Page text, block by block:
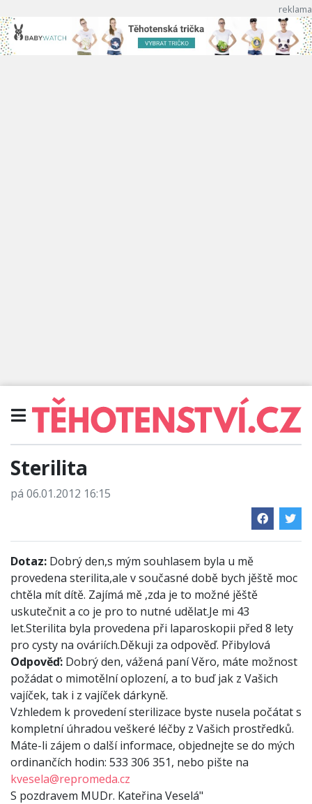
Sterilita
pá 06.01.2012 16:15
Dotaz: Dobrý den,s mým souhlasem byla u mě
provedena sterilita,ale v současné době bych jěště moc
chtěla mít dítě. Zajímá mě ,zda je to možné jěště
uskutečnit a co je pro to nutné udělat.Je mi 43
let.Sterilita byla provedena při laparoskopii před 8 lety
pro cysty na ováriích.Děkuji za odpověď. Přibylová
Odpověď: Dobrý den, vážená paní Věro, máte možnost
požádat o mimotělní oplození, a to buď jak z Vašich
vajíček, tak i z vajíček dárkyně.
Vzhledem k provedení sterilizace byste nusela počátat s
kompletní úhradou veškeré léčby z Vašich prostředků.
Máte-li zájem o další informace, objednejte se do mých
ordinančích hodin: 533 306 351, nebo pište na
kvesela@repromeda.cz
S pozdravem MUDr. Kateřina Veselá"